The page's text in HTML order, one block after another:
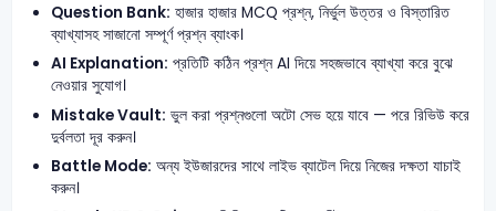
Question Bank: হাজার হাজার MCQ প্রশ্ন, নির্ভুল উত্তর ও বিস্তারিত
ব্যাখ্যাসহ সাজানো সম্পূর্ণ প্রশ্ন ব্যাংক।
AI Explanation: প্রতিটি কঠিন প্রশ্ন AI দিয়ে সহজভাবে ব্যাখ্যা করে বুঝে
নেওয়ার সুযোগ।
Mistake Vault: ভুল করা প্রশ্নগুলো অটো সেভ হয়ে যাবে — পরে রিভিউ করে
দুর্বলতা দূর করুন।
Battle Mode: অন্য ইউজারদের সাথে লাইভ ব্যাটেল দিয়ে নিজের দক্ষতা যাচাই
করুন।